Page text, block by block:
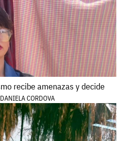
recibe amenazas y decide
DANIELA CORDOVA